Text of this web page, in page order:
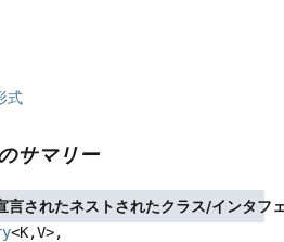
式
サマリー
言されたネストされたクラス/インタフ
<K,V>,